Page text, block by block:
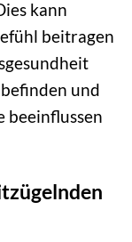
kann
beitragen
und
beeinflussen